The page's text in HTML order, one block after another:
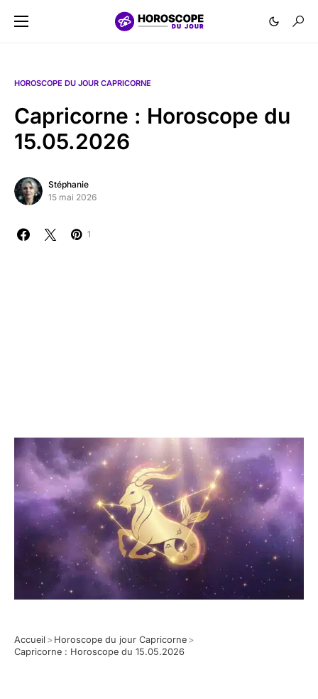
HOROSCOPE DU JOUR CAPRICORNE
Capricorne : Horoscope du
15.05.2026
Stéphanie
15 mai 2026
1
Accueil > Horoscope du jour Capricorne >
Capricorne : Horoscope du 15.05.2026